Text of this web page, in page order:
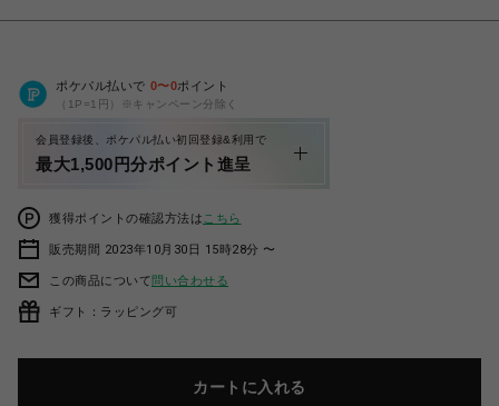
ポケパル払いで 0〜0ポイント
（1P=1円）※キャンペーン分除く
会員登録後、ポケパル払い初回登録&利用で
最大1,500円分ポイント進呈
獲得ポイントの確認方法は こちら
販売期間 2023年10月30日 15時28分 〜
この商品について問い合わせる
ギフト：ラッピング可
カートに入れる